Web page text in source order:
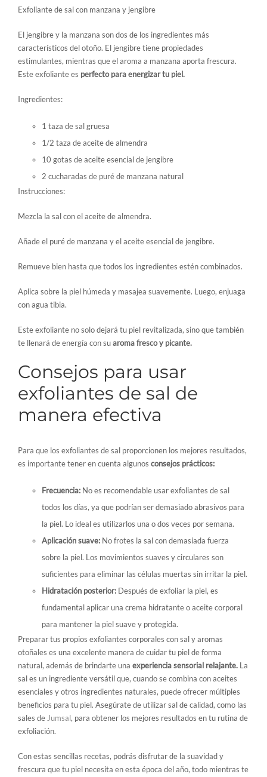
Exfoliante de sal con manzana y jengibre
El jengibre y la manzana son dos de los ingredientes más
característicos del otoño. El jengibre tiene propiedades
estimulantes, mientras que el aroma a manzana aporta frescura.
Este exfoliante es perfecto para energizar tu piel.
Ingredientes:
1 taza de sal gruesa
1/2 taza de aceite de almendra
10 gotas de aceite esencial de jengibre
2 cucharadas de puré de manzana natural
Instrucciones:
Mezcla la sal con el aceite de almendra.
Añade el puré de manzana y el aceite esencial de jengibre.
Remueve bien hasta que todos los ingredientes estén combinados.
Aplica sobre la piel húmeda y masajea suavemente. Luego, enjuaga
con agua tibia.
Este exfoliante no solo dejará tu piel revitalizada, sino que también
te llenará de energía con suaroma fresco y picante.
Consejos para usar
exfoliantes de sal de
manera efectiva
Para que los exfoliantes de sal proporcionen los mejores resultados,
es importante tener en cuenta algunos consejos prácticos:
Frecuencia: No es recomendable usar exfoliantes de sal
todos los días, ya que podrían ser demasiado abrasivos para
la piel. Lo ideal es utilizarlos una o dos veces por semana.
Aplicación suave: No frotes la sal con demasiada fuerza
sobre la piel. Los movimientos suaves y circulares son
suficientes para eliminar las células muertas sin irritar la piel.
Hidratación posterior: Después de exfoliar la piel, es
fundamental aplicar una crema hidratante o aceite corporal
para mantener la piel suave y protegida.
Preparar tus propios exfoliantes corporales con sal y aromas
otoñales es una excelente manera de cuidar tu piel de forma
natural, además de brindarte una experiencia sensorial relajante. La
sal es un ingrediente versátil que, cuando se combina con aceites
esenciales y otros ingredientes naturales, puede ofrecer múltiples
beneficios para tu piel. Asegúrate de utilizar sal de calidad, como las
sales de Jumsal, para obtener los mejores resultados en tu rutina de
exfoliación.
Con estas sencillas recetas, podrás disfrutar de la suavidad y
frescura que tu piel necesita en esta época del año, todo mientras te